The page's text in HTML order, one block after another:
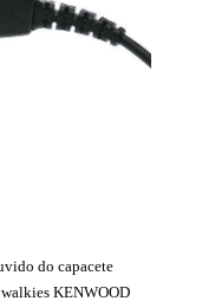
do capacete
KENWOOD